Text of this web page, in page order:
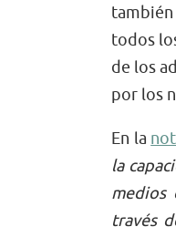
también
todos
de los
por los
En la
la
medios
través